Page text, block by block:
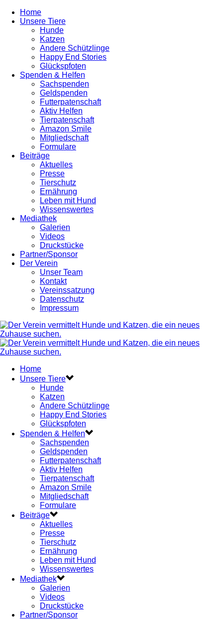
Home
Unsere Tiere
Hunde
Katzen
Andere Schützlinge
Happy End Stories
Glückspfoten
Spenden & Helfen
Sachspenden
Geldspenden
Futterpatenschaft
Aktiv Helfen
Tierpatenschaft
Amazon Smile
Mitgliedschaft
Formulare
Beiträge
Aktuelles
Presse
Tierschutz
Ernährung
Leben mit Hund
Wissenswertes
Mediathek
Galerien
Videos
Druckstücke
Partner/Sponsor
Der Verein
Unser Team
Kontakt
Vereinssatzung
Datenschutz
Impressum
Home
Unsere Tiere
Hunde
Katzen
Andere Schützlinge
Happy End Stories
Glückspfoten
Spenden & Helfen
Sachspenden
Geldspenden
Futterpatenschaft
Aktiv Helfen
Tierpatenschaft
Amazon Smile
Mitgliedschaft
Formulare
Beiträge
Aktuelles
Presse
Tierschutz
Ernährung
Leben mit Hund
Wissenswertes
Mediathek
Galerien
Videos
Druckstücke
Partner/Sponsor